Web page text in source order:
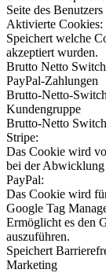
Seite des
Aktivierte Cookies:
Speichert welche
akzeptiert wurden.
Brutto Netto
PayPal-Zahlungen
Brutto-Netto-
Kundengruppe
Brutto-Netto
Stripe:
Das Cookie wird
bei der Abwicklung
PayPal:
Das Cookie wird
Google Tag
Ermöglicht es den
auszuführen.
Speichert
Marketing